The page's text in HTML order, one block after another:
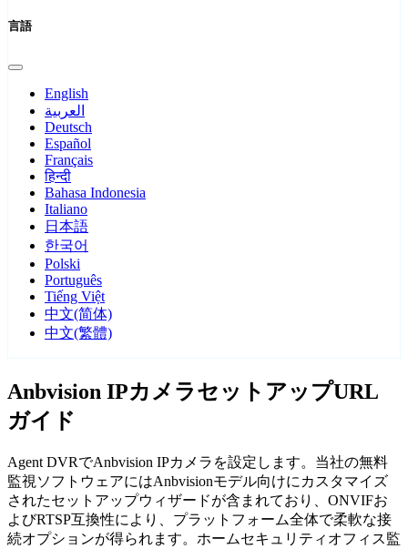
言語
English
العربية
Deutsch
Español
Français
हिन्दी
Bahasa Indonesia
Italiano
日本語
한국어
Polski
Português
Tiếng Việt
中文(简体)
中文(繁體)
Anbvision IPカメラセットアップURL
ガイド
Agent DVRでAnbvision IPカメラを設定します。当社の無料
監視ソフトウェアにはAnbvisionモデル向けにカスタマイズ
されたセットアップウィザードが含まれており、ONVIFお
よびRTSP互換性により、プラットフォーム全体で柔軟な接
続オプションが得られます。ホームセキュリティオフィス監